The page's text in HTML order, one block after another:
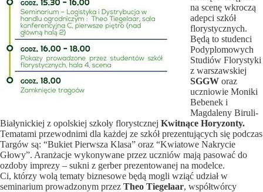
na scenę wkroczą
adepci szkół
florystycznych.
Będą to studenci
Podyplomowych
Studiów Florystyki
z warszawskiej
SGGW oraz
uczniowie Moniki
Bebenek i
Magdaleny Biruli-
Białynickiej z opolskiej szkoły florystcznej Kwitnące Horyzonty.
Tematami przewodnimi dla każdej ze szkół prezentujących się podczas
Targów są: “Bukiet Pierwsza Klasa” oraz “Kwiatowe Nakrycie
Głowy”. Aranżacje wykonywane przez uczniów mają pasować do
ozdoby imprezy – sukni z gerber prezentowanej na modelce.
Ci, którzy wolą tematy biznesowe będą mogli wziąć udział w
seminarium prowadzonym przez Theo Tiegelaar, współtwórcy